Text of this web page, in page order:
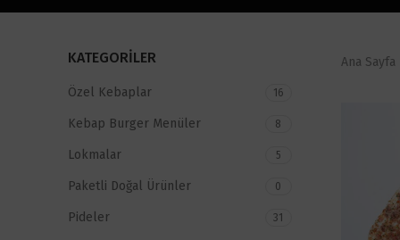
KATEGORİLER
Özel Kebaplar 16
Kebap Burger Menüler 8
Lokmalar 5
Paketli Doğal Ürünler 0
Pideler 31
Ana Sayfa